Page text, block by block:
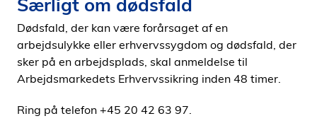
Dødsfald, der kan være forårsaget af en
arbejdsulykke eller erhvervssygdom og dødsfald, der
sker på en arbejdsplads, skal anmeldelse til
Arbejdsmarkedets Erhvervssikring inden 48 timer.
Ring på telefon +45 20 42 63 97.